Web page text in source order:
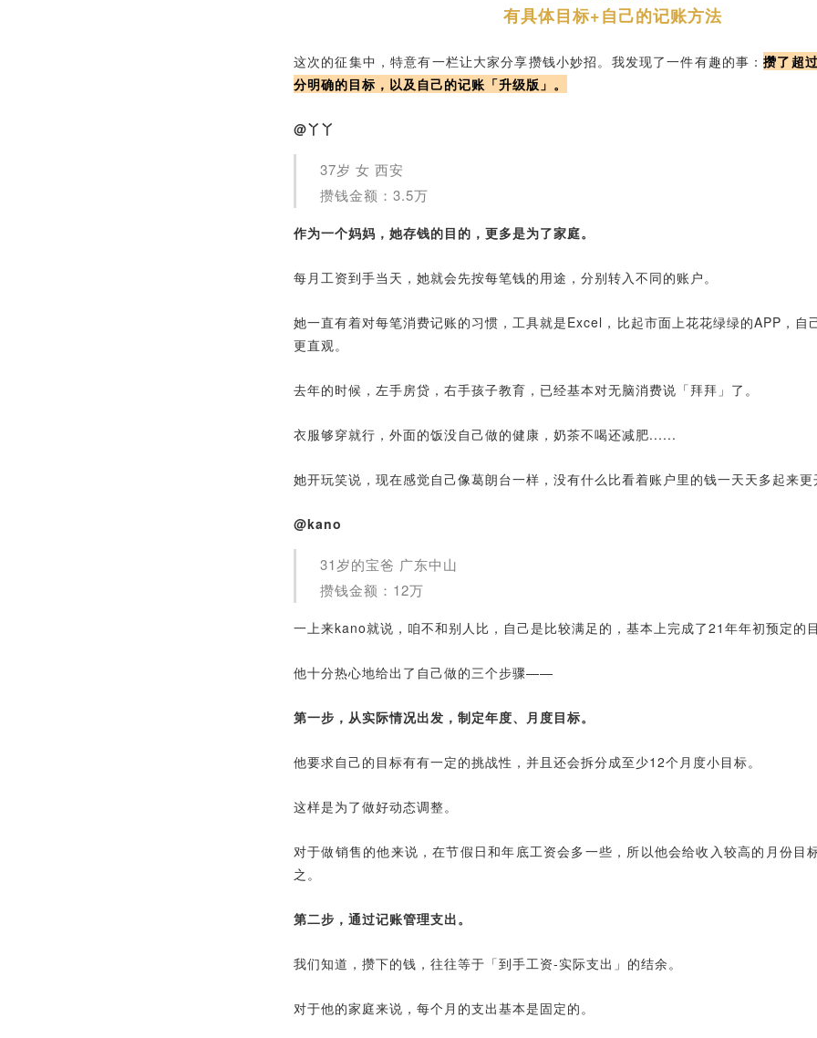
有具体目标+自己的记账方法
这次的征集中，特意有一栏让大家分享攒钱小妙招。我发现了一件有趣的事：攒了超
分明确的目标，以及自己的记账「升级版」。
@丫丫
37岁 女 西安
攒钱金额：3.5万
作为一个妈妈，她存钱的目的，更多是为了家庭。
每月工资到手当天，她就会先按每笔钱的用途，分别转入不同的账户。
她一直有着对每笔消费记账的习惯，工具就是Excel，比起市面上花花绿绿的APP，自
更直观。
去年的时候，左手房贷，右手孩子教育，已经基本对无脑消费说「拜拜」了。
衣服够穿就行，外面的饭没自己做的健康，奶茶不喝还减肥......
她开玩笑说，现在感觉自己像葛朗台一样，没有什么比看着账户里的钱一天天多起来更
@kano
31岁的宝爸 广东中山
攒钱金额：12万
一上来kano就说，咱不和别人比，自己是比较满足的，基本上完成了21年年初预定的目
他十分热心地给出了自己做的三个步骤——
第一步，从实际情况出发，制定年度、月度目标。
他要求自己的目标有有一定的挑战性，并且还会拆分成至少12个月度小目标。
这样是为了做好动态调整。
对于做销售的他来说，在节假日和年底工资会多一些，所以他会给收入较高的月份目
之。
第二步，通过记账管理支出。
我们知道，攒下的钱，往往等于「到手工资-实际支出」的结余。
对于他的家庭来说，每个月的支出基本是固定的。